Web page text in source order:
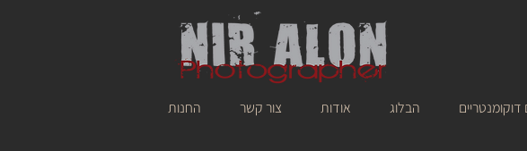
דוקומנטריים הבלוג אודות צור קשר החנות